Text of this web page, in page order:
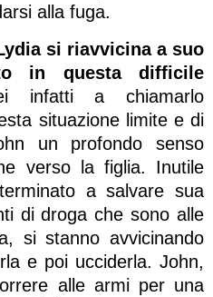
alla fuga.
si riavvicina a suo
in questa difficile
infatti a chiamarlo
situazione limite e di
un profondo senso
verso la figlia. Inutile
a salvare sua
di droga che sono alle
si stanno avvicinando
e poi ucciderla. John,
alle armi per una